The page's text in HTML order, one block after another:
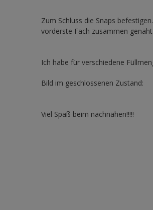
Zum Schluss die Snaps
vorderste Fach zusammen
Ich habe für verschiedene
Bild im geschlossenen Zustand:
Viel Spaß beim nachnähen!!!!!